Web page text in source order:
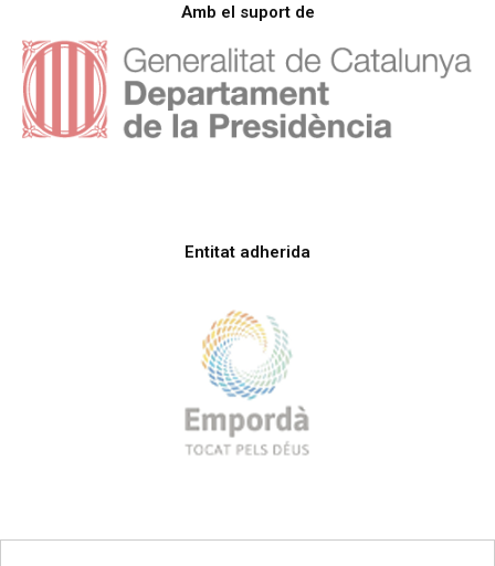
Amb el suport de
Entitat adherida